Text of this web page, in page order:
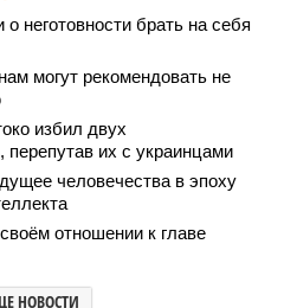
но этого никогда не будет
этого никогда не будет (фото: Deep
Vision)